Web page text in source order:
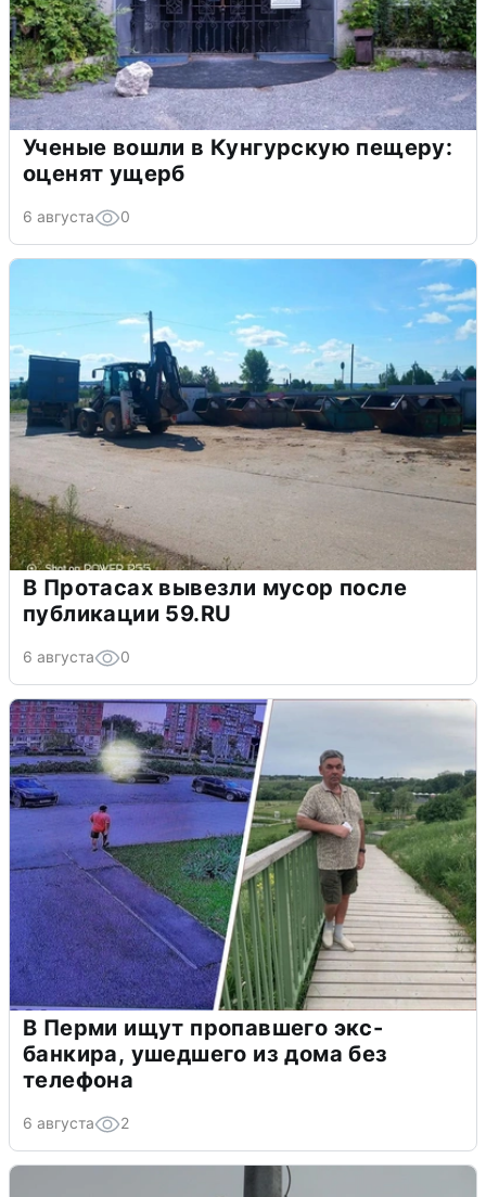
Ученые вошли в Кунгурскую пещеру:
оценят ущерб
6 августа 0
В Протасах вывезли мусор после
публикации 59.RU
6 августа 0
В Перми ищут пропавшего экс-
банкира, ушедшего из дома без
телефона
6 августа 2